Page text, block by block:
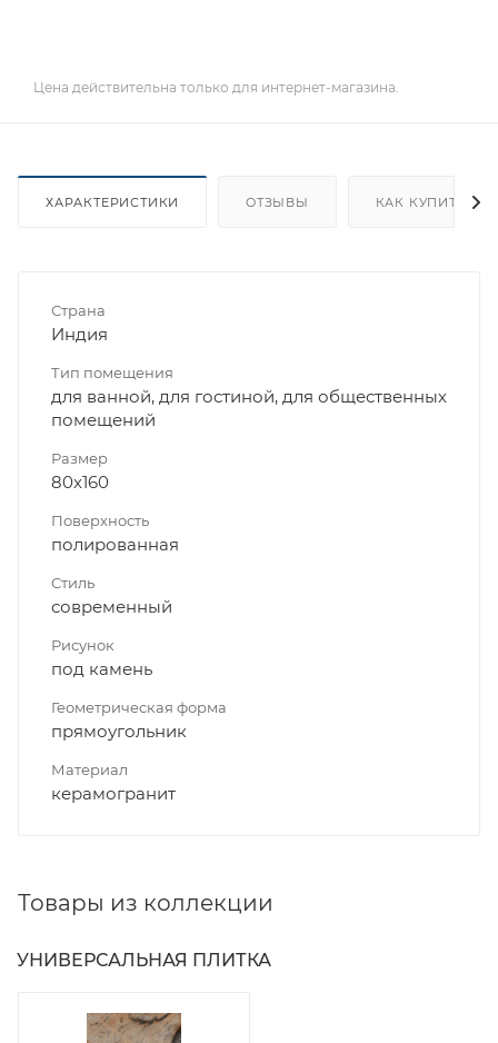
Цена действительна только для интернет-магазина.
ХАРАКТЕРИСТИКИ ОТЗЫВЫ КАК КУПИТЬ
Страна
Индия
Тип помещения
для ванной, для гостиной, для общественных
помещений
Размер
80x160
Поверхность
полированная
Стиль
современный
Рисунок
под камень
Геометрическая форма
прямоугольник
Материал
керамогранит
Товары из коллекции
УНИВЕРСАЛЬНАЯ ПЛИТКА